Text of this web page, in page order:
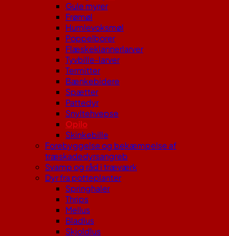
Gule myrer
Frømøl
Humlevoksmøl
Poppelborer
Flæskeklannerlarver
Tyvbille-larver
Termitter
Bænkebidere
Spætter
Pattedyr
Snyltehvepse
Opilo
Skinkebille
Forebyggelse og bekæmpelse af
træskadedyrsangreb
Svamp og råd i træværk
Dyr fra potteplanter
Springhaler
Thrips
Mellus
Bladlus
Skjoldlus